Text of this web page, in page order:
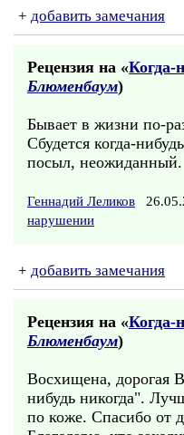
+ добавить замечания
Рецензия на «Когда-
Блюменбаум)
Бывает в жизни по-
Сбудется когда-
посыл, неожиданный.
Геннадий Леликов
нарушении
+ добавить замечания
Рецензия на «Когда-
Блюменбаум)
Восхищена, дорогая
нибудь никогда".
по коже. Спасибо от